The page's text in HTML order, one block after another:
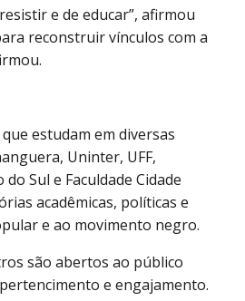
e de educar”, afirmou
reconstruir vínculos com a
estudam em diversas
Uninter, UFF,
Sul e Faculdade Cidade
acadêmicas, políticas e
e ao movimento negro.
são abertos ao público
e engajamento.